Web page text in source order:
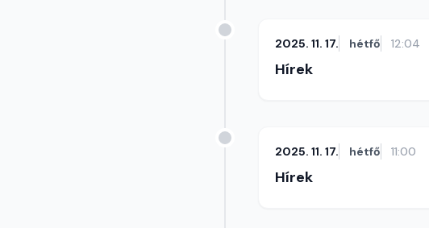
2025. 11. 17. hétfő 12:04
Hírek
2025. 11. 17. hétfő 11:00
Hírek